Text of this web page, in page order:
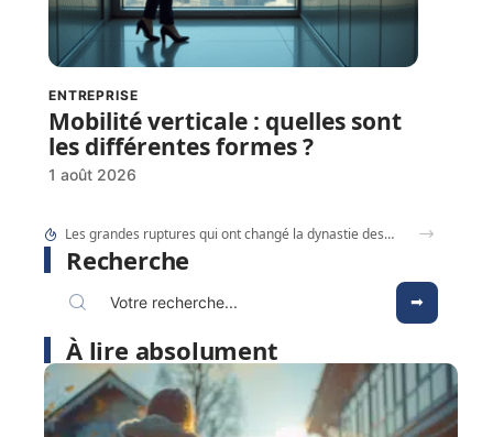
ENTREPRISE
Mobilité verticale : quelles sont
les différentes formes ?
1 août 2026
Les grandes ruptures qui ont changé la dynastie des rois de France
Recherche
À lire absolument